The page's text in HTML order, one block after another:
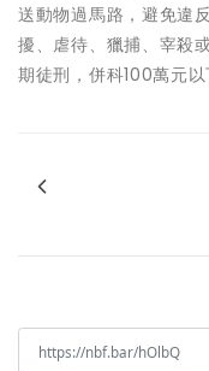
送動物過馬路，避免違
擾、虐待、獵捕、宰殺
期徒刑，併科100萬元以